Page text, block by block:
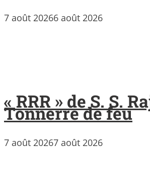
7 août 20266 août 2026
« RRR » de S. S.
Tonnerre de feu
7 août 20267 août 2026